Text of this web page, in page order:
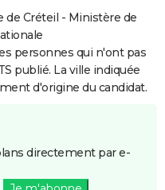
de Créteil - Ministère de
personnes qui n'ont pas
publié. La ville indiquée
d'origine du candidat.
directement par e-